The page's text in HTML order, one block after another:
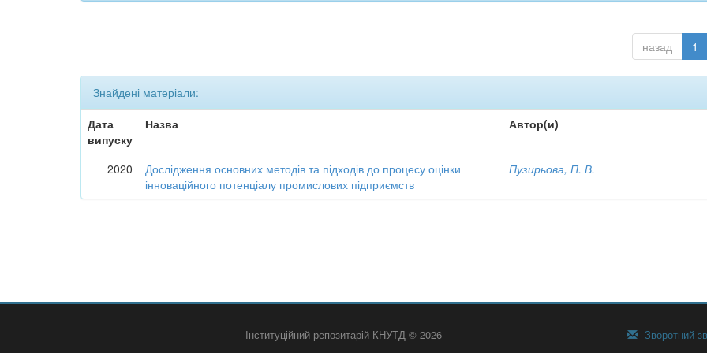
назад 1
Знайдені матеріали:
Дата
випуску
Назва Автор(и)
2020
Дослідження основних методів та підходів до процесу оцінки
інноваційного потенціалу промислових підприємств
Пузирьова, П. В.
Інституційний репозитарій КНУТД © 2026 Зворотний